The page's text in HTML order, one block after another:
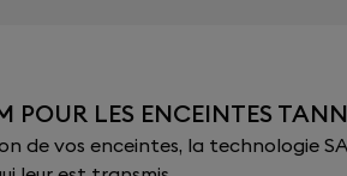
POUR LES ENCEINTES
de vos enceintes, la technologie